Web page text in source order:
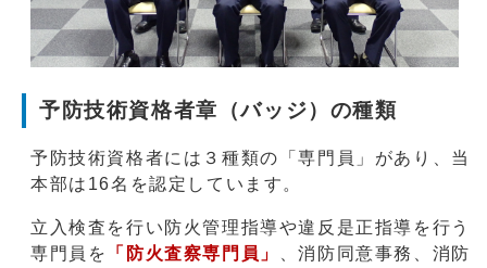
予防技術資格者章（バッジ）の種類
予防技術資格者には３種類の「専門員」があり、当
本部は16名を認定しています。
立入検査を行い防火管理指導や違反是正指導を行う
専門員を
「防火査察専門員」
、消防同意事務、消防